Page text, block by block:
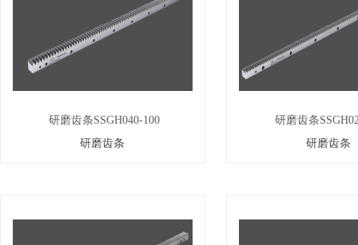
研磨齿条SSGH040-100
研磨齿条
研磨齿条
研磨齿条